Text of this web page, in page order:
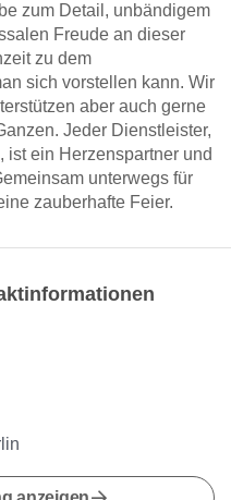
zum Detail, unbändigem
Freude an dieser
zu dem
sich vorstellen kann. Wir
aber auch gerne
Jeder Dienstleister,
ist ein Herzenspartner und
unterwegs für
zauberhafte Feier.